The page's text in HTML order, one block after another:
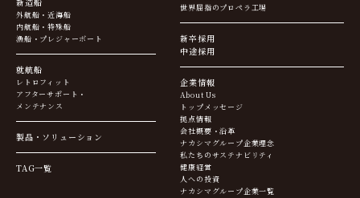
外航船・近海船
内航船・特殊船
漁船・プレジャーボート
就航船
レトロフィット
アフターサポート・
メンテナンス
製品・ソリューション
TAG一覧
世界屈指のプロペラ工場
新卒採用
中途採用
企業情報
About Us
トップメッセージ
拠点情報
会社概要・沿革
ナカシマグループ企業理念
私たちのサステナビリティ
健康経営
人への投資
ナカシマグループ企業一覧